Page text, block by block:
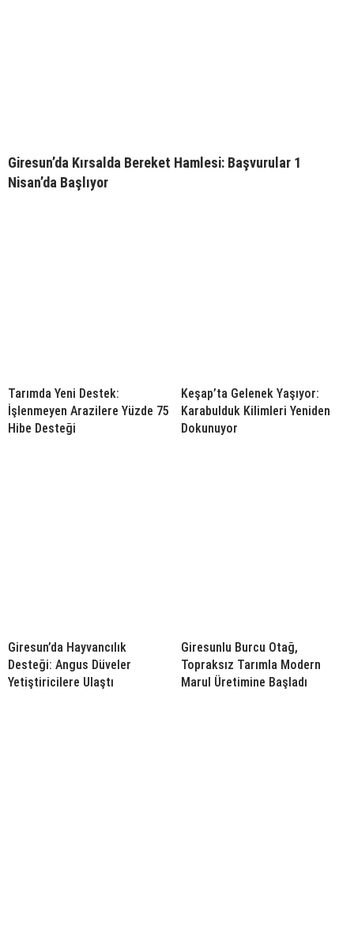
Giresun’da Kırsalda Bereket Hamlesi: Başvurular 1
Nisan’da Başlıyor
Tarımda Yeni Destek:
İşlenmeyen Arazilere Yüzde 75
Hibe Desteği
Keşap’ta Gelenek Yaşıyor:
Karabulduk Kilimleri Yeniden
Dokunuyor
Giresun’da Hayvancılık
Desteği: Angus Düveler
Yetiştiricilere Ulaştı
Giresunlu Burcu Otağ,
Topraksız Tarımla Modern
Marul Üretimine Başladı